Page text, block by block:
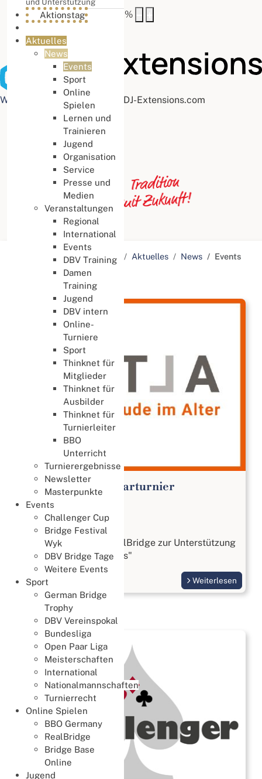
Buchstabenabstand
%
Web Accessibility plugin by DJ-Extensions.com
Aktionstag
Aktuelles
News
Events
Sport
Online
Spielen
Lernen und
Trainieren
Jugend
Organisation
Service
Presse und
Medien
Veranstaltungen
Regional
International
Events
DBV Training
Damen
Training
Jugend
DBV intern
Online-
Turniere
Sport
Thinknet für
Mitglieder
Thinknet für
Ausbilder
Thinknet für
Turnierleiter
BBO
Unterricht
Turnierergebnisse
Newsletter
Masterpunkte
Events
Challenger Cup
Bridge Festival
Wyk
DBV Bridge Tage
Weitere Events
Sport
German Bridge
Trophy
DBV Vereinspokal
Bundesliga
Open Paar Liga
Meisterschaften
International
Nationalmannschaften
Turnierrecht
Online Spielen
BBO Germany
RealBridge
Bridge Base
Online
Jugend
Aktuelle Seite: Startseite Aktuelles News Events
Online-Benefiz-Paarturnier
16. Juli 2026
Benefizturnier
am 09.08.2026 bei RealBridge zur Unterstützung
unseres "Retla Projektes"
Weiterlesen